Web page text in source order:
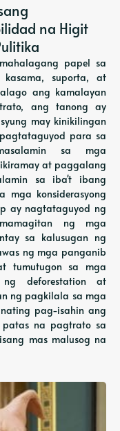
na Higit
papel sa
suporta, at
ang kamalayan
ang tanong ay
may kinikilingan
para sa
sa mga
at paggalang
sa iba't ibang
mga konsiderasyong
ay nagtataguyod ng
ng mga
sa kalusugan ng
ng mga panganib
tumutugon sa mga
deforestation at
ng pagkilala sa mga
pag-isahin ang
na pagtrato sa
mas malusog na